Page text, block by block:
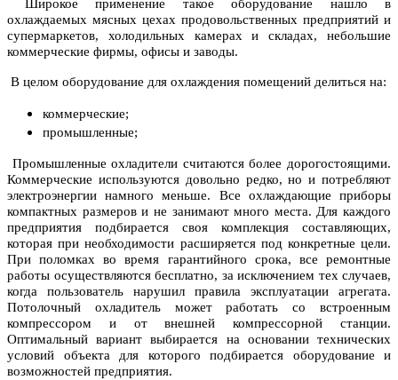
Широкое применение такое оборудование нашло в
охлаждаемых мясных цехах продовольственных предприятий и
супермаркетов, холодильных камерах и складах, небольшие
коммерческие фирмы, офисы и заводы.
В целом оборудование для охлаждения помещений делиться на:
коммерческие;
промышленные;
Промышленные охладители считаются более дорогостоящими.
Коммерческие используются довольно редко, но и потребляют
электроэнергии намного меньше. Все охлаждающие приборы
компактных размеров и не занимают много места. Для каждого
предприятия подбирается своя комплекция составляющих,
которая при необходимости расширяется под конкретные цели.
При поломках во время гарантийного срока, все ремонтные
работы осуществляются бесплатно, за исключением тех случаев,
когда пользователь нарушил правила эксплуатации агрегата.
Потолочный охладитель может работать со встроенным
компрессором и от внешней компрессорной станции.
Оптимальный вариант выбирается на основании технических
условий объекта для которого подбирается оборудование и
возможностей предприятия.